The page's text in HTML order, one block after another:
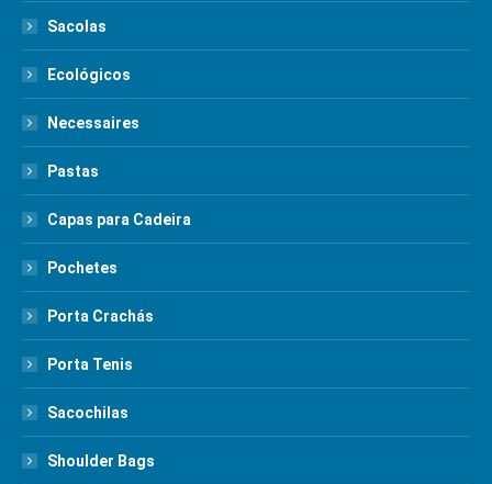
Sacolas
Ecológicos
Necessaires
Pastas
Capas para Cadeira
Pochetes
Porta Crachás
Porta Tenis
Sacochilas
Shoulder Bags